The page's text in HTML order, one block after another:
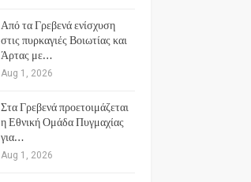
Από τα Γρεβενά ενίσχυση
στις πυρκαγιές Βοιωτίας και
Άρτας με…
Aug 1, 2026
Στα Γρεβενά προετοιμάζεται
η Εθνική Ομάδα Πυγμαχίας
για…
Aug 1, 2026